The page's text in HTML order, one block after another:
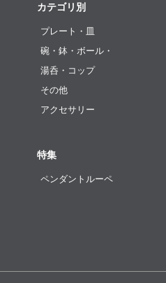
カテゴリ別
プレート・皿
碗・鉢・ボール・
湯呑・コップ
その他
アクセサリー
特集
ペンダントルーペ